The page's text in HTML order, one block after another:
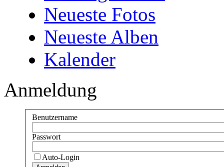
Neueste Fotos
Neueste Alben
Kalender
Anmeldung
Benutzername
Passwort
Auto-Login